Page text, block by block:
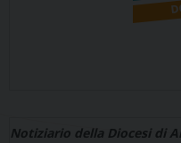
Notiziario della Diocesi di